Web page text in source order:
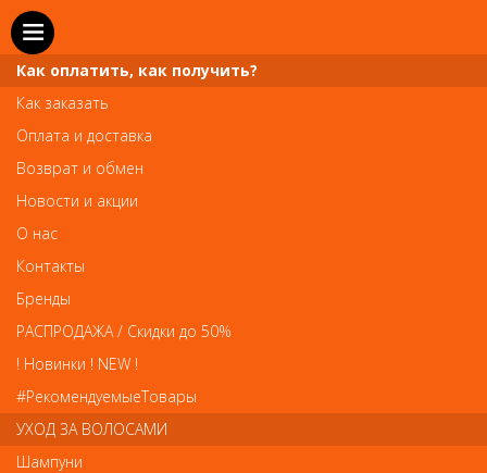
SEO
Как оплатить, как получить?
Как заказать
Оплата и доставка
Возврат и обмен
Новости и акции
О нас
Контакты
Бренды
РАСПРОДАЖА / Скидки до 50%
! Новинки ! NEW !
#РекомендуемыеТовары
УХОД ЗА ВОЛОСАМИ
Шампуни